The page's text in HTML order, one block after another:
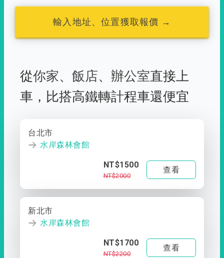
輸入地址、位置獲取報價 →
從你家、 飯店、 辦公室直接上
車， 比搭高鐵轉計程車還便宜
台北市
水岸森林會館
NT$1500
NT$2000
查看
新北市
水岸森林會館
NT$1700
NT$2200
查看